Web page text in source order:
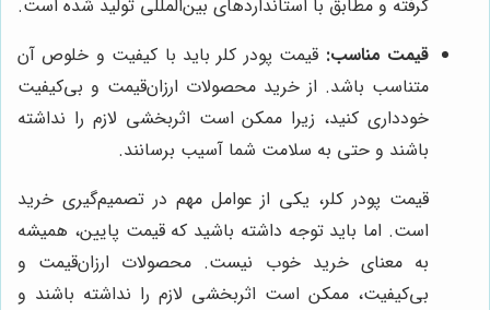
گرفته و مطابق با استانداردهای بین‌المللی تولید شده است.
قیمت مناسب: قیمت پودر کلر باید با کیفیت و خلوص آن
متناسب باشد. از خرید محصولات ارزان‌قیمت و بی‌کیفیت
خودداری کنید، زیرا ممکن است اثربخشی لازم را نداشته
باشند و حتی به سلامت شما آسیب برسانند.
قیمت پودر کلر، یکی از عوامل مهم در تصمیم‌گیری خرید
است. اما باید توجه داشته باشید که قیمت پایین، همیشه
به معنای خرید خوب نیست. محصولات ارزان‌قیمت و
بی‌کیفیت، ممکن است اثربخشی لازم را نداشته باشند و